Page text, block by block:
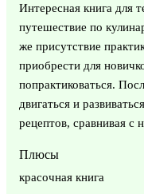
Интересная книга для
путешествие по
же присутствие
приобрести для
попрактиковаться.
двигаться и
рецептов, сравнивая
Плюсы
красочная книга